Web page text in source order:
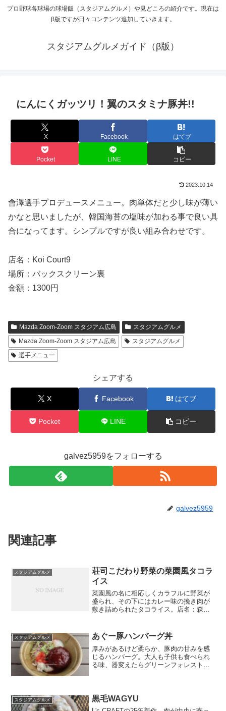
プロ野球各球場の球場飯（スタジアムグルメ）や見どころの紹介です。現在は
β版ですが日々コンテンツ追加していきます。
スタジアムグルメガイド（β版）
にんにくガッツリ！翼のスタミナ豚丼!!
X Facebook はてブ
Pocket LINE コピー
2023.10.14
會澤選手プロデュースメニュー。肉単体だと少し味が薄い
かなと思いましたが、韓国海苔の塩味が加わる事で良い具
合になってます。シンプルですが良い組み合わせです。
店名：Koi Court9
場所：バックスクリーン裏
金額：1300円
Mazda Zoom-Zoom スタジアム広島
スタジアムグルメ
Mazda Zoom-Zoom スタジアム広島
スタジアムグルメ
選手メニュー
シェアする
X Facebook はてブ
Pocket LINE コピー
galvez5959をフォローする
galvez5959
関連記事
スタジアムグルメ
荘司こだわり野菜の菜園風タコラ
イス
菜園風の名に相応しくカラフルに野菜が
盛られ、その下にはカレー味の挽き肉が
敷き詰められたタコライス。店名：森の
スタジアムグルメ あぐー豚ハンバーグ丼
厚みがあるけど柔らか、豚肉の甘みを感
じるハンバーグ。大人も子供も食べられ
る味、器変えたらグリーンフォレストと
スタジアムグルメ 黒毛WAGYU